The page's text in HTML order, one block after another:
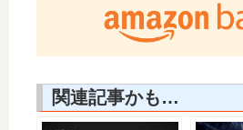
関連記事かも…